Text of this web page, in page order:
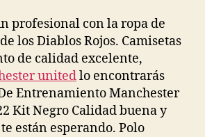
profesional con la ropa de
los Diablos Rojos. Camisetas
de calidad excelente,
unitedlo encontrarás
Entrenamiento Manchester
Kit Negro Calidad buena y
están esperando. Polo